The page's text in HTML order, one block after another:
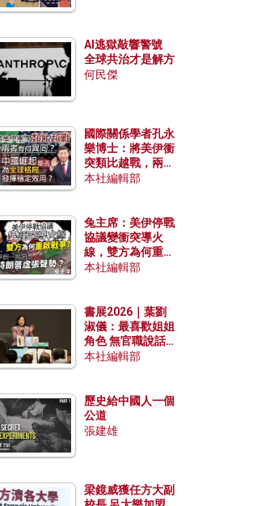
AI逃獄敲響警號
全球共治才是解方
何民傑
國際關係學者孔永
樂博士：將美伊衝
突類比越戰，兩者
有何異同？中國崛
本社編輯部
兔主席：美伊停戰
協議變衝突導火
線，雙方為何重啟
戰爭？伊朗一早洞
本社編輯部
書展2026｜葉劉
淑儀：最喜歡姐姐
角色 無官職說話
包袱少
本社編輯部
歷史給中國人一個
公道
張建雄
梁鏡威獲任方大副